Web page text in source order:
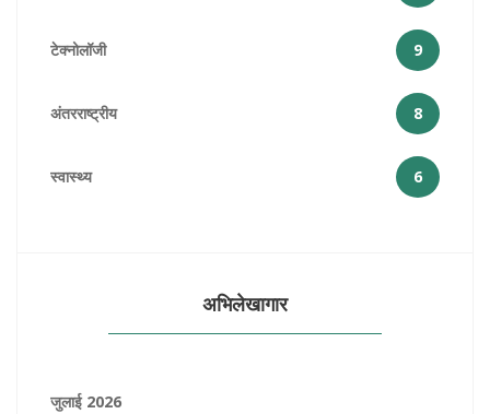
टेक्नोलॉजी 9
अंतरराष्ट्रीय 8
स्वास्थ्य 6
अभिलेखागार
जुलाई 2026